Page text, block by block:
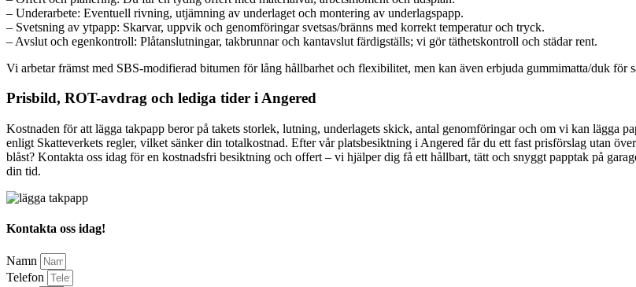
– Underarbete: Eventuell rivning, utjämning av underlaget och montering av underlagspapp.
– Svetsning av ytpapp: Skarvar, uppvik och genomföringar svetsas/bränns med korrekt temperatur och tryck.
– Avslut och egenkontroll: Plåtanslutningar, takbrunnar och kantavslut färdigställs; vi gör täthetskontroll och städar rent.
Vi arbetar främst med SBS-modifierad bitumen för lång hållbarhet och flexibilitet, men kan även erbjuda gummimatta/duk för
Prisbild, ROT-avdrag och lediga tider i Angered
Kostnaden för att lägga takpapp beror på takets storlek, lutning, underlagets skick, antal genomföringar och om vi kan lägga
enligt Skatteverkets regler, vilket sänker din totalkostnad. Efter vår platsbesiktning i Angered får du ett fast prisförslag utan
blåst? Kontakta oss idag för en kostnadsfri besiktning och offert – vi hjälper dig få ett hållbart, tätt och snyggt papptak på
din tid.
Kontakta oss idag!
Namn
Telefon